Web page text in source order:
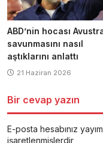
ABD’nin hocası
savunmasını nasıl
aştıklarını anlattı
21 Haziran 2026
Bir cevap yazın
E-posta hesabınız
işaretlenmişlerdir